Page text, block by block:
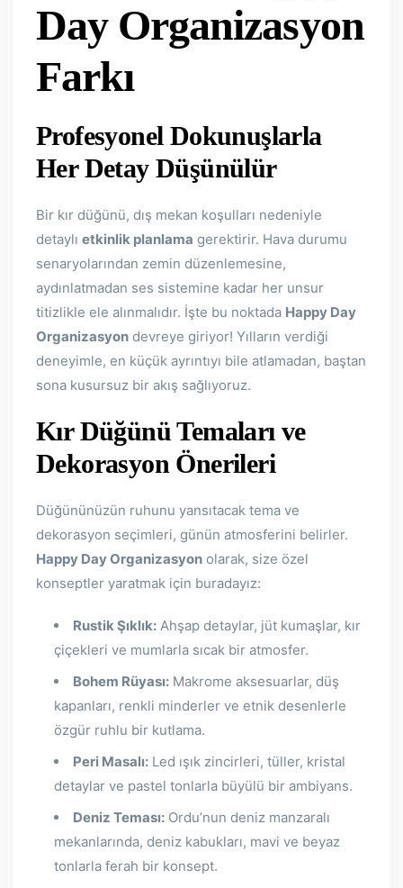
Day Organizasyon
Farkı
Profesyonel Dokunuşlarla
Her Detay Düşünülür
Bir kır düğünü, dış mekan koşulları nedeniyle
detaylı etkinlik planlama gerektirir. Hava durumu
senaryolarından zemin düzenlemesine,
aydınlatmadan ses sistemine kadar her unsur
titizlikle ele alınmalıdır. İşte bu noktada Happy Day
Organizasyon devreye giriyor! Yılların verdiği
deneyimle, en küçük ayrıntıyı bile atlamadan, baştan
sona kusursuz bir akış sağlıyoruz.
Kır Düğünü Temaları ve
Dekorasyon Önerileri
Düğününüzün ruhunu yansıtacak tema ve
dekorasyon seçimleri, günün atmosferini belirler.
Happy Day Organizasyon olarak, size özel
konseptler yaratmak için buradayız:
Rustik Şıklık: Ahşap detaylar, jüt kumaşlar, kır
çiçekleri ve mumlarla sıcak bir atmosfer.
Bohem Rüyası: Makrome aksesuarlar, düş
kapanları, renkli minderler ve etnik desenlerle
özgür ruhlu bir kutlama.
Peri Masalı: Led ışık zincirleri, tüller, kristal
detaylar ve pastel tonlarla büyülü bir ambiyans.
Deniz Teması: Ordu’nun deniz manzaralı
mekanlarında, deniz kabukları, mavi ve beyaz
tonlarla ferah bir konsept.